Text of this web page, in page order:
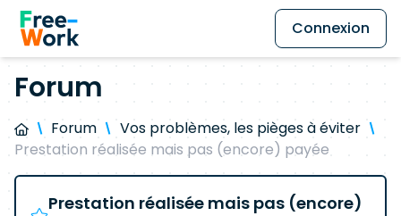
Connexion
Forum
Forum
Vos problèmes, les pièges à éviter
Prestation réalisée mais pas (encore) payée
Prestation réalisée mais pas (encore)